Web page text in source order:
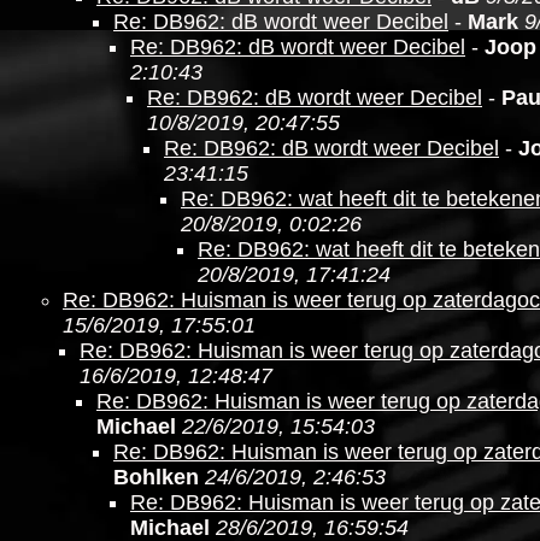
Re: DB962: dB wordt weer Decibel - Mark
Re: DB962: dB wordt weer Decibel - Joop
2:10:43
Re: DB962: dB wordt weer Decibel -
10/8/2019, 20:47:55
Re: DB962: dB wordt weer Decibel -
23:41:15
Re: DB962: wat heeft dit te
20/8/2019, 0:02:26
Re: DB962: wat heeft dit te
20/8/2019, 17:41:24
Re: DB962: Huisman is weer terug op
15/6/2019, 17:55:01
Re: DB962: Huisman is weer terug op
16/6/2019, 12:48:47
Re: DB962: Huisman is weer terug op
Michael 22/6/2019, 15:54:03
Re: DB962: Huisman is weer terug op
Bohlken 24/6/2019, 2:46:53
Re: DB962: Huisman is weer terug op
Michael 28/6/2019, 16:59:54